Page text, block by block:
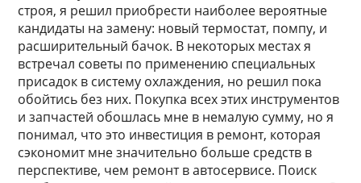
строя, я решил приобрести наиболее вероятные
кандидаты на замену: новый термостат, помпу, и
расширительный бачок. В некоторых местах я
встречал советы по применению специальных
присадок в систему охлаждения, но решил пока
обойтись без них. Покупка всех этих инструментов
и запчастей обошлась мне в немалую сумму, но я
понимал, что это инвестиция в ремонт, которая
сэкономит мне значительно больше средств в
перспективе, чем ремонт в автосервисе. Поиск